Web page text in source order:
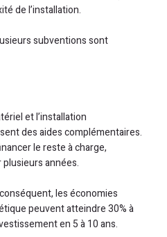
de l’installation.
subventions sont
et l’installation
des aides complémentaires.
le reste à charge,
années.
les économies
peuvent atteindre 30% à
en 5 à 10 ans.